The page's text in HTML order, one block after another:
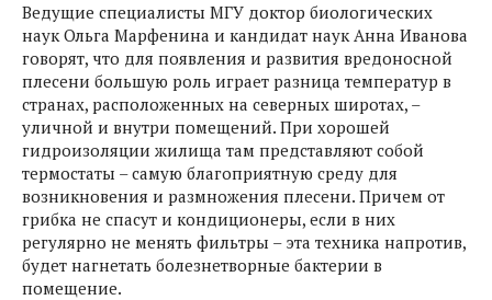
Ведущие специалисты МГУ доктор биологических
наук Ольга Марфенина и кандидат наук Анна Иванова
говорят, что для появления и развития вредоносной
плесени большую роль играет разница температур в
странах, расположенных на северных широтах, –
уличной и внутри помещений. При хорошей
гидроизоляции жилища там представляют собой
термостаты – самую благоприятную среду для
возникновения и размножения плесени. Причем от
грибка не спасут и кондиционеры, если в них
регулярно не менять фильтры – эта техника напротив,
будет нагнетать болезнетворные бактерии в
помещение.